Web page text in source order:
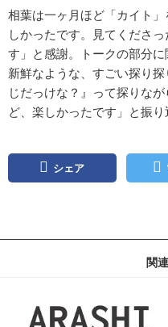
相葉は一ヶ月ほど「カイト
しかったです。見てくださ
す」と感謝。トークの部分
新鮮なような、すごい探り
じだっけな？』って探りな
ど、楽しかったです」と振り
シェア
関